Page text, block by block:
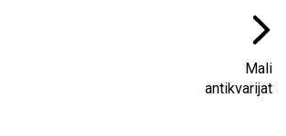
Mali
antikvarijat